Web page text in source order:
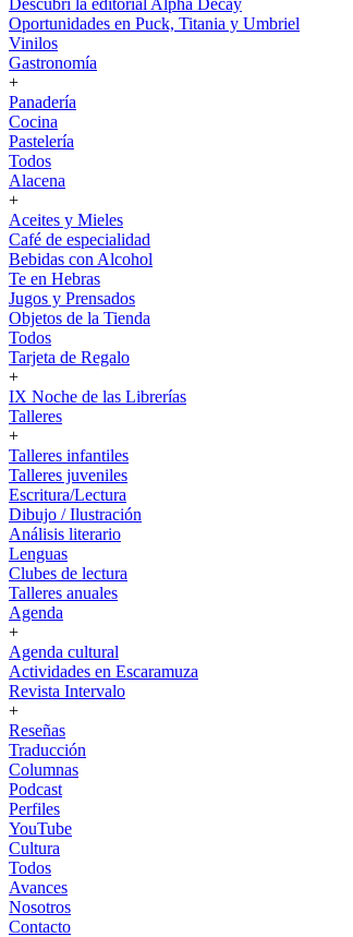
Descubrí la editorial Alpha Decay
Oportunidades en Puck, Titania y Umbriel
Vinilos
Gastronomía
+
Panadería
Cocina
Pastelería
Todos
Alacena
+
Aceites y Mieles
Café de especialidad
Bebidas con Alcohol
Te en Hebras
Jugos y Prensados
Objetos de la Tienda
Todos
Tarjeta de Regalo
+
IX Noche de las Librerías
Talleres
+
Talleres infantiles
Talleres juveniles
Escritura/Lectura
Dibujo / Ilustración
Análisis literario
Lenguas
Clubes de lectura
Talleres anuales
Agenda
+
Agenda cultural
Actividades en Escaramuza
Revista Intervalo
+
Reseñas
Traducción
Columnas
Podcast
Perfiles
YouTube
Cultura
Todos
Avances
Nosotros
Contacto